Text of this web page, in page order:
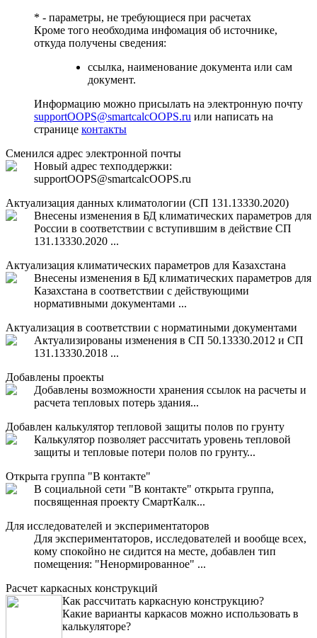
* - параметры, не требующиеся при расчетах
Кроме того необходима инфомация об источнике,
откуда получены сведения:
ссылка, наименование документа или сам
документ.
Информацию можно присылать на электронную почту
supportOOPS@smartcalcOOPS.ru или написать на
странице контакты
Сменился адрес электронной почты
Новый адрес техподдержки:
supportOOPS@smartcalcOOPS.ru
Актуализация данных климатологии (СП 131.13330.2020)
Внесены изменения в БД климатических параметров для
России в соответствии с вступившим в действие СП
131.13330.2020 ...
Актуализация климатических параметров для Казахстана
Внесены изменения в БД климатических параметров для
Казахстана в соответствии с действующими
нормативными документами ...
Актуализация в соответствии с норматиными документами
Актуализированы изменения в СП 50.13330.2012 и СП
131.13330.2018 ...
Добавлены проекты
Добавлены возможности хранения ссылок на расчеты и
расчета тепловых потерь здания...
Добавлен калькулятор тепловой защиты полов по грунту
Калькулятор позволяет рассчитать уровень тепловой
защиты и тепловые потери полов по грунту...
Открыта группа "В контакте"
В социальной сети "В контакте" открыта группа,
посвященная проекту СмартКалк...
Для исследователей и экспериментаторов
Для экспериментаторов, исследователей и вообще всех,
кому спокойно не сидится на месте, добавлен тип
помещения: "Ненормированное" ...
Расчет каркасных конструкций
Как рассчитать каркасную конструкцию?
Какие варианты каркасов можно использовать в
калькуляторе?